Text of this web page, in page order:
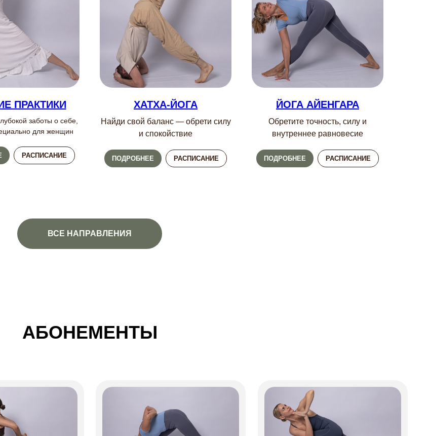
ПРАКТИКИ
заботы о себе,
для женщин
РАСПИСАНИЕ
ХАТХА-ЙОГА
Найди свой баланс — обрети силу
и спокойствие
ПОДРОБНЕЕ РАСПИСАНИЕ
ЙОГА АЙЕНГАРА
Обретите точность, силу и
внутреннее равновесие
ПОДРОБНЕЕ РАСПИСАНИЕ
ВСЕ НАПРАВЛЕНИЯ
АБОНЕМЕНТЫ